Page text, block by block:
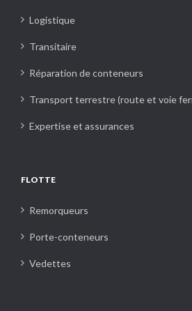
Logistique
Transitaire
Réparation de conteneurs
Transport terrestre (route et voie
Expertise et assurances
FLOTTE
Remorqueurs
Porte-conteneurs
Vedettes